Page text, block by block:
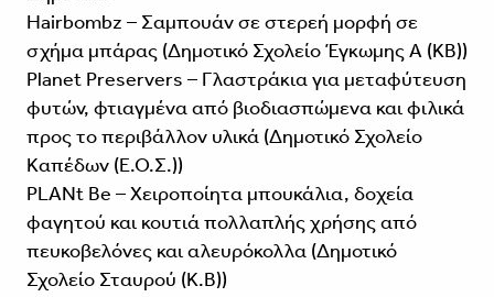
Hairbombz – Σαμπουάν σε στερεή μορφή σε
σχήμα μπάρας (Δημοτικό Σχολείο Έγκωμης Α (ΚΒ))
Planet Preservers – Γλαστράκια για μεταφύτευση
φυτών, φτιαγμένα από βιοδιασπώμενα και φιλικά
προς το περιβάλλον υλικά (Δημοτικό Σχολείο
Καπέδων (Ε.Ο.Σ.))
PLANt Be – Χειροποίητα μπουκάλια, δοχεία
φαγητού και κουτιά πολλαπλής χρήσης από
πευκοβελόνες και αλευρόκολλα (Δημοτικό
Σχολείο Σταυρού (Κ.Β))